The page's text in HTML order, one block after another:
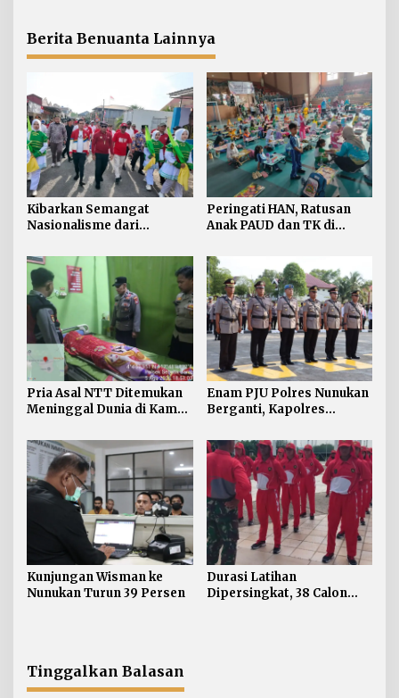
Berita Benuanta Lainnya
Kibarkan Semangat
Nasionalisme dari
Merah Putih 81 Meter
Dibentangkan di Sebatik
Peringati HAN, Ratusan
Anak PAUD dan TK di
Lomba Menggambar dan
Mewarnai
Pria Asal NTT Ditemukan
Meninggal Dunia di Kamar
Enam PJU Polres Nunukan
Berganti, Kapolres
Personel
Kunjungan Wisman ke
Nunukan Turun 39 Persen
Durasi Latihan
Dipersingkat, 38 Calon
Tinggalkan Balasan